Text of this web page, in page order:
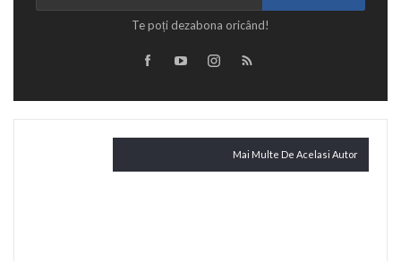
Te poți dezabona oricând!
Mai Multe De Acelasi Autor